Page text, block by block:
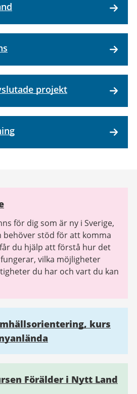
projekt
för dig som är ny i Sverige,
behöver stöd för att komma
du hjälp att förstå hur det
vilka möjligheter
du har och vart du kan
kurs
Förälder i Nytt Land